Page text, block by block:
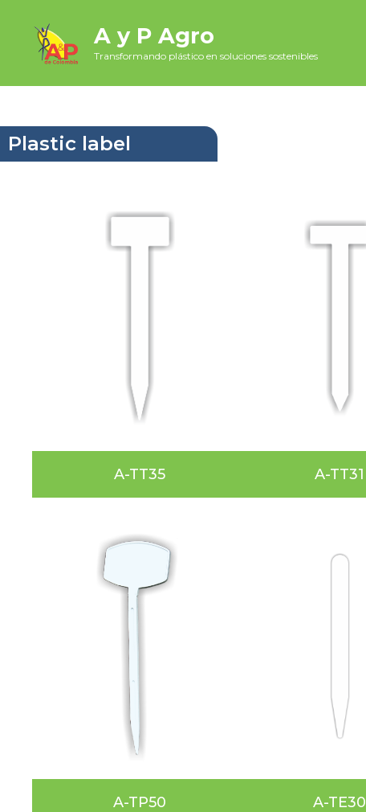
A y P Agro
Transformando plástico en soluciones sostenibles
Plastic label
A-TT35 A-TT31
A-TP50 A-TE30